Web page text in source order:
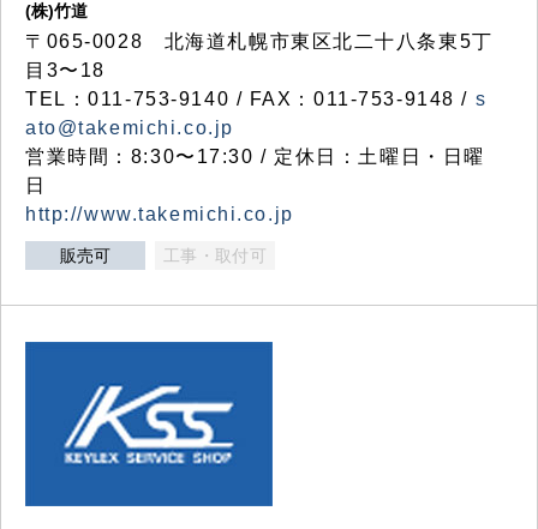
(株)竹道
〒065-0028 北海道札幌市東区北二十八条東5丁
目3〜18
TEL：011-753-9140 / FAX：011-753-9148 / s
ato@takemichi.co.jp
営業時間：8:30〜17:30 / 定休日：土曜日・日曜
日
http://www.takemichi.co.jp
販売可 工事・取付可